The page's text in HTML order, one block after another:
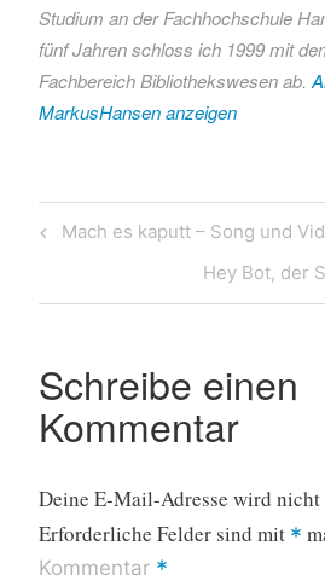
Studium an der Fachhochschule
fünf Jahren schloss ich 1999 mit
Fachbereich Bibliothekswesen ab.
MarkusHansen anzeigen
Beitragsnavigation
Previous
Mach es kaputt – Song und
Next
Post
Hey Bot, der
Schreibe einen
Kommentar
Deine E-Mail-Adresse wird
Erforderliche Felder sind mit *
Kommentar *